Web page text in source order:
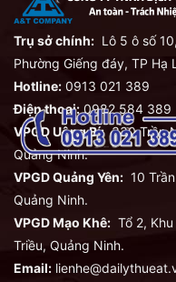
Trụ sở chính: Lô 5 ô số
Phường Giếng đáy, TP Hạ
Hotline: 0913 021 389
Điện thoại: 0982 584 389
VPGD Uông Bí:330 Trần
Quảng Ninh.
VPGD Quảng Yên: 10
Quảng Ninh.
VPGD Mạo Khê: Tổ 2,
Triều, Quảng Ninh.
Email: